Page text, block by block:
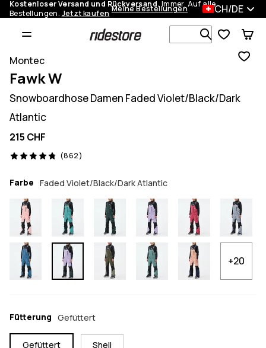
Kostenloser Versand und Rückversand.Immer. Auf alle
Bestellungen. Jetzt kaufen Meine Bestellungen CH/DE
Montec
Fawk W
Snowboardhose Damen Faded Violet/Black/Dark
Atlantic
215 CHF
(862)
862 Reviews, 4.8/5
Farbe Faded Violet/Black/Dark Atlantic
+20
Fütterung Gefüttert
Gefüttert Shell